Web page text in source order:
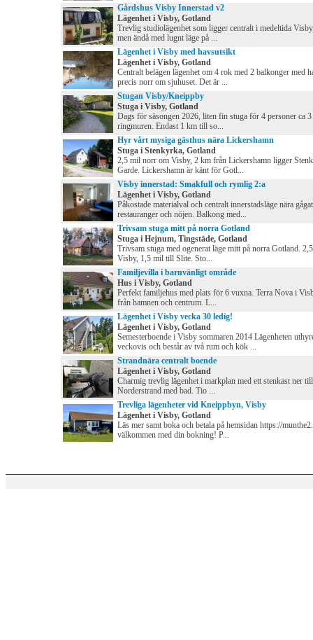
Gårdshus Visby Innerstad v2
Lägenhet i Visby, Gotland
Trevlig studiolägenhet som ligger centralt i medeltida
men ändå med lugnt läge på ...
Lägenhet i Visby med havsutsikt
Lägenhet i Visby, Gotland
Centralt belägen lägenhet om 4 rok med 2 balkonger med
precis norr om sjuhuset. Det är ...
Stugan Visby/Kneippby
Stuga i Visby, Gotland
Dags för säsongen 2026, liten fin stuga för 4 personer ca
ringmuren. Endast 1 km till so...
Hyr vårt mysiga gästhus nära Lickershamn
Stuga i Stenkyrka, Gotland
2,5 mil norr om Visby, 2 km från Lickershamn ligger
Garde. Lickershamn är känt för Gotl...
Visby innerstad: Smakfull och rymlig 2:a
Lägenhet i Visby, Gotland
Påkostade materialval och centralt innerstadsläge nära
restauranger och nöjen. Balkong med...
Trivsam stuga mitt på norra Gotland
Stuga i Hejnum, Tingstäde, Gotland
Trivsam stuga med ogenerat läge mitt på norra Gotland.
Visby, 1,5 mil till Slite. Sto...
Familjevilla i barnvänligt område
Hus i Visby, Gotland
Perfekt familjehus med plats för 6 vuxna. Terra Nova i
från hamnen och centrum. L...
Lägenhet i Visby vecka 30 ledig!
Lägenhet i Visby, Gotland
Semesterboende i Visby sommaren 2014 Lägenheten
veckovis och består av två rum och kök ...
Strandnära centralt boende
Lägenhet i Visby, Gotland
Charmig trevlig lägenhet i markplan med ett stenkast ner
Norderstrand med bad. Tio ...
Trevliga lägenheter vid Kneippbyn, Visby
Lägenhet i Visby, Gotland
Läs mer samt boka och betala på hemsidan https://
välkommen med din bokning! P...